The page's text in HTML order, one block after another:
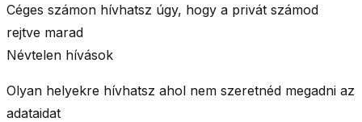
Céges számon hívhatsz úgy, hogy a privát számod
rejtve marad
Névtelen hívások
Olyan helyekre hívhatsz ahol nem szeretnéd megadni az
adataidat